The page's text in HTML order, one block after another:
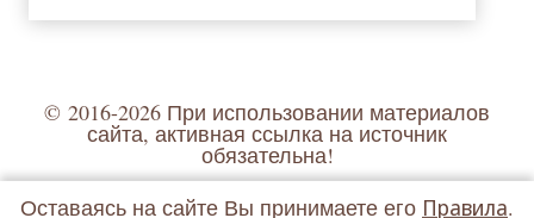
© 2016-2026 При использовании материалов
сайта, активная ссылка на источник
обязательна!
Оставаясь на сайте Вы принимаете его Правила.